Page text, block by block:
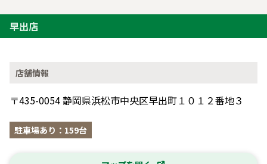
早出店
店舗情報
〒435-0054 静岡県浜松市中央区早出町１０１２番地３
駐車場あり：159台